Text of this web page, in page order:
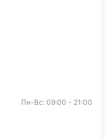
Пн-Вс: 09:00 - 21:00